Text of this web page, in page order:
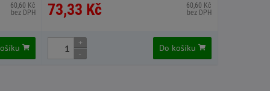
60,60 Kč
bez DPH
73,33 Kč
60,60 Kč
bez DPH
+
-
Do košíku